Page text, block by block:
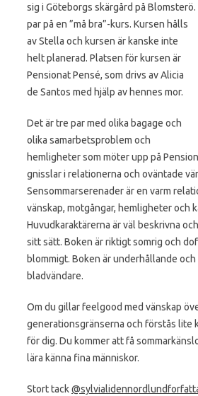
sig i Göteborgs skärgård på
par på en ”må bra”-kurs. Kursen hålls
av Stella och kursen är kanske inte
helt planerad. Platsen för kursen är
Pensionat Pensé, som drivs av Alicia
de Santos med hjälp av hennes mor.
Det är tre par med olika bagage och
olika samarbetsproblem och
hemligheter som möter upp på
gnisslar i relationerna och oväntade
Sensommarserenader är en varm
vänskap, motgångar, hemligheter och
Huvudkaraktärerna är väl beskrivna
sitt sätt. Boken är riktigt somrig och
blommigt. Boken är underhållande
bladvändare.
Om du gillar feelgood med vänskap
generationsgränserna och förstås lite
för dig. Du kommer att få
lära känna fina människor.
Stort tack